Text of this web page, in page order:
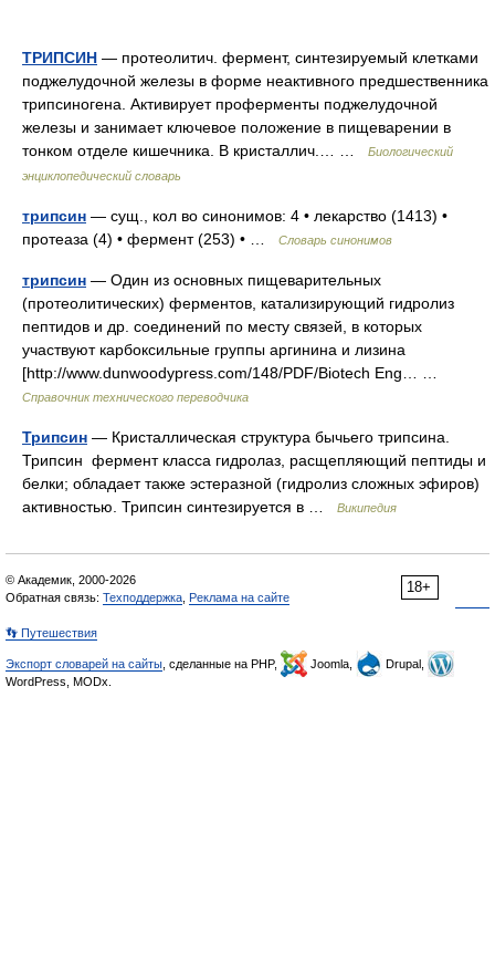
ТРИПСИН — протеолитич. фермент, синтезируемый клетками
поджелудочной железы в форме неактивного предшественника
трипсиногена. Активирует проферменты поджелудочной
железы и занимает ключевое положение в пищеварении в
тонком отделе кишечника. В кристаллич.… …
Биологический
энциклопедический словарь
трипсин — сущ., кол во синонимов: 4 • лекарство (1413) •
протеаза (4) • фермент (253) • …
Словарь синонимов
трипсин — Один из основных пищеварительных
(протеолитических) ферментов, катализирующий гидролиз
пептидов и др. соединений по месту связей, в которых
участвуют карбоксильные группы аргинина и лизина
[http://www.dunwoodypress.com/148/PDF/Biotech Eng… …
Справочник технического переводчика
Трипсин — Кристаллическая структура бычьего трипсина.
Трипсин фермент класса гидролаз, расщепляющий пептиды и
белки; обладает также эстеразной (гидролиз сложных эфиров)
активностью. Трипсин синтезируется в …
Википедия
18+
© Академик, 2000-2026
Обратная связь: Техподдержка Реклама на сайте
👣 Путешествия
Экспорт словарей на сайты , сделанные на PHP, Joomla,
Drupal,
WordPress, MODx.